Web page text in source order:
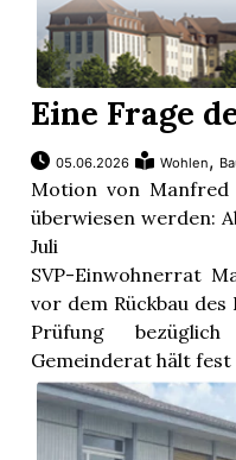
Eine Frage
05.06.2026 Wohlen,
Motion von Manfred
überwiesen werden:
Juli
SVP-Einwohnerrat
vor dem Rückbau
Prüfung
Gemeinderat hält fest